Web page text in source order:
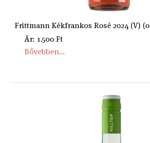
Frittmann Kékfrankos Rosé 2024 (V)
Ár: 1.500 Ft
Bővebben...